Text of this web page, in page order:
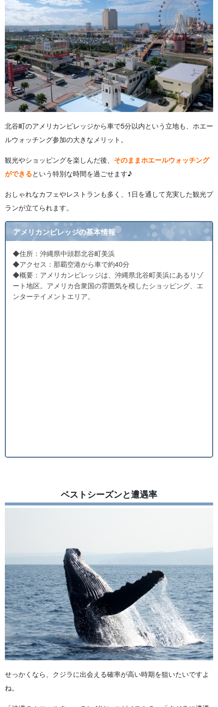
北谷町のアメリカンビレッジから車で5分以内という立地も、ホエー
ルウォッチング参加の大きなメリット。
観光やショッピングを楽しんだ後、 そのままホエールウォッチング
ができるという特別な時間を過ごせます♪
おしゃれなカフェやレストランも多く、1日を通して充実した観光プ
ランが立てられます。
アメリカンビレッジの基本情報
◆住所：沖縄県中頭郡北谷町美浜
◆アクセス：那覇空港から車で約40分
◆概要：アメリカンビレッジは、沖縄県北谷町美浜にあるリゾ
ート地区。アメリカ合衆国の雰囲気を模したショッピング、エ
ンターテイメントエリア。
ベストシーズンと遭遇率
せっかくなら、クジラに出会える確率が高い時期を狙いたいですよ
ね。